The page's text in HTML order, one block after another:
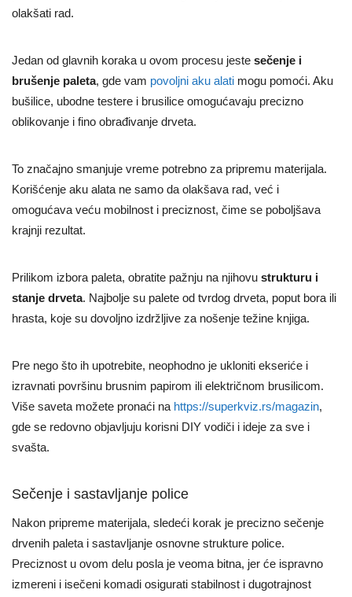
olakšati rad.
Jedan od glavnih koraka u ovom procesu jeste sečenje i
brušenje paleta, gde vam povoljni aku alati mogu pomoći. Aku
bušilice, ubodne testere i brusilice omogućavaju precizno
oblikovanje i fino obrađivanje drveta.
To značajno smanjuje vreme potrebno za pripremu materijala.
Korišćenje aku alata ne samo da olakšava rad, već i
omogućava veću mobilnost i preciznost, čime se poboljšava
krajnji rezultat.
Prilikom izbora paleta, obratite pažnju na njihovu strukturu i
stanje drveta. Najbolje su palete od tvrdog drveta, poput bora ili
hrasta, koje su dovoljno izdržljive za nošenje težine knjiga.
Pre nego što ih upotrebite, neophodno je ukloniti ekseriće i
izravnati površinu brusnim papirom ili električnom brusilicom.
Više saveta možete pronaći na https://superkviz.rs/magazin,
gde se redovno objavljuju korisni DIY vodiči i ideje za sve i
svašta.
Sečenje i sastavljanje police
Nakon pripreme materijala, sledeći korak je precizno sečenje
drvenih paleta i sastavljanje osnovne strukture police.
Preciznost u ovom delu posla je veoma bitna, jer će ispravno
izmereni i isečeni komadi osigurati stabilnost i dugotrajnost